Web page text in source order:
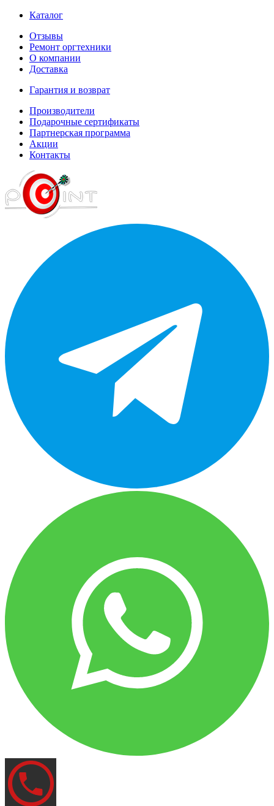
Каталог
Отзывы
Ремонт оргтехники
О компании
Доставка
Гарантия и возврат
Производители
Подарочные сертификаты
Партнерская программа
Акции
Контакты